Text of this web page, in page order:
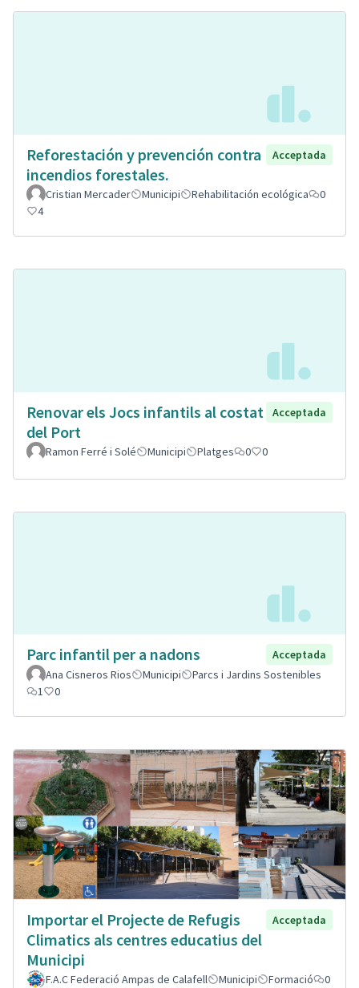
Reforestación y prevención contra
incendios forestales.
Acceptada
Cristian Mercader Municipi Rehabilitación ecológica
0
4
Renovar els Jocs infantils al costat
del Port
Acceptada
Ramon Ferré i Solé Municipi Platges 0 0
Parc infantil per a nadons
Acceptada
Ana Cisneros Rios
Municipi
Parcs i Jardins Sostenibles
1
0
Importar el Projecte de Refugis
Climatics als centres educatius del
Municipi
Acceptada
F.A.C Federació Ampas de Calafell Municipi Formació
0